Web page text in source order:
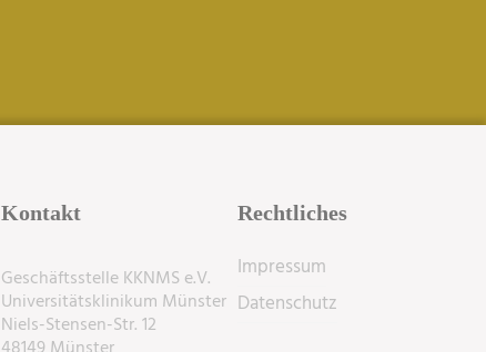
Kontakt
Geschäftsstelle KKNMS e.V.
Universitätsklinikum Münster
Niels-Stensen-Str. 12
Rechtliches
Impressum
Datenschutz